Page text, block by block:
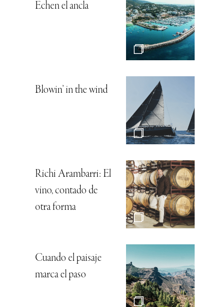
Echen el ancla
Blowin’ in the wind
Richi Arambarri: El
vino, contado de
otra forma
Cuando el paisaje
marca el paso